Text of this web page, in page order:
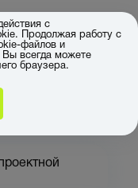
с
Продолжая работу с
файлов и
Вы всегда можете
браузера.